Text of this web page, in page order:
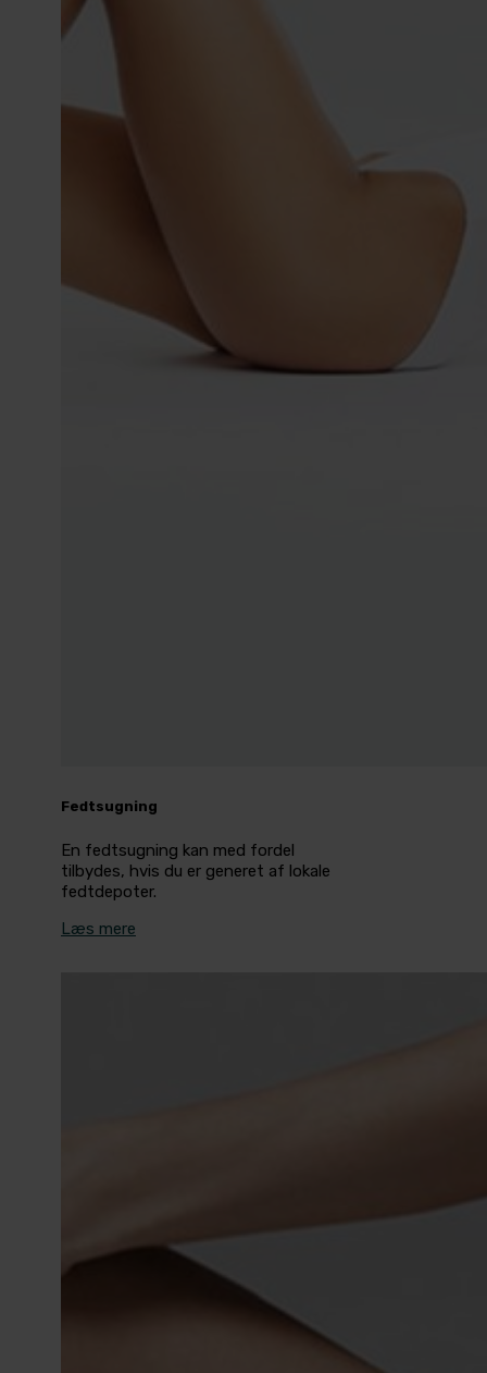
Fedtsugning
En fedtsugning kan med fordel
tilbydes, hvis du er generet af lokale
fedtdepoter.
Læs mere